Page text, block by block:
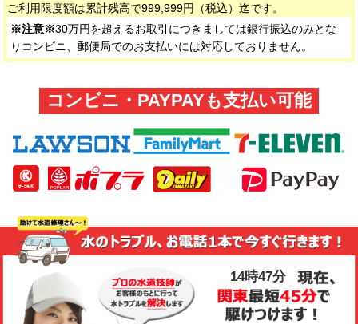
ご利用限度額は累計残高で999,999円（税込）迄です。
※注意※30万円を超えるお取引につきましては銀行振込のみとな
りコンビニ、郵便局でのお支払いには対応しておりません。
コンビニ・PAYPAYも支払い可能
14時48分